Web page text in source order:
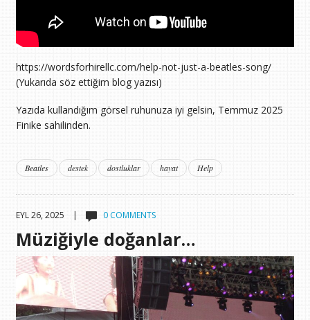
https://wordsforhirellc.com/help-not-just-a-beatles-song/
(Yukarıda söz ettiğim blog yazısı)
Yazıda kullandığım görsel ruhunuza iyi gelsin, Temmuz 2025
Finike sahilinden.
Beatles destek dostluklar hayat Help
EYL 26, 2025 | 0 COMMENTS
Müziğiyle doğanlar…